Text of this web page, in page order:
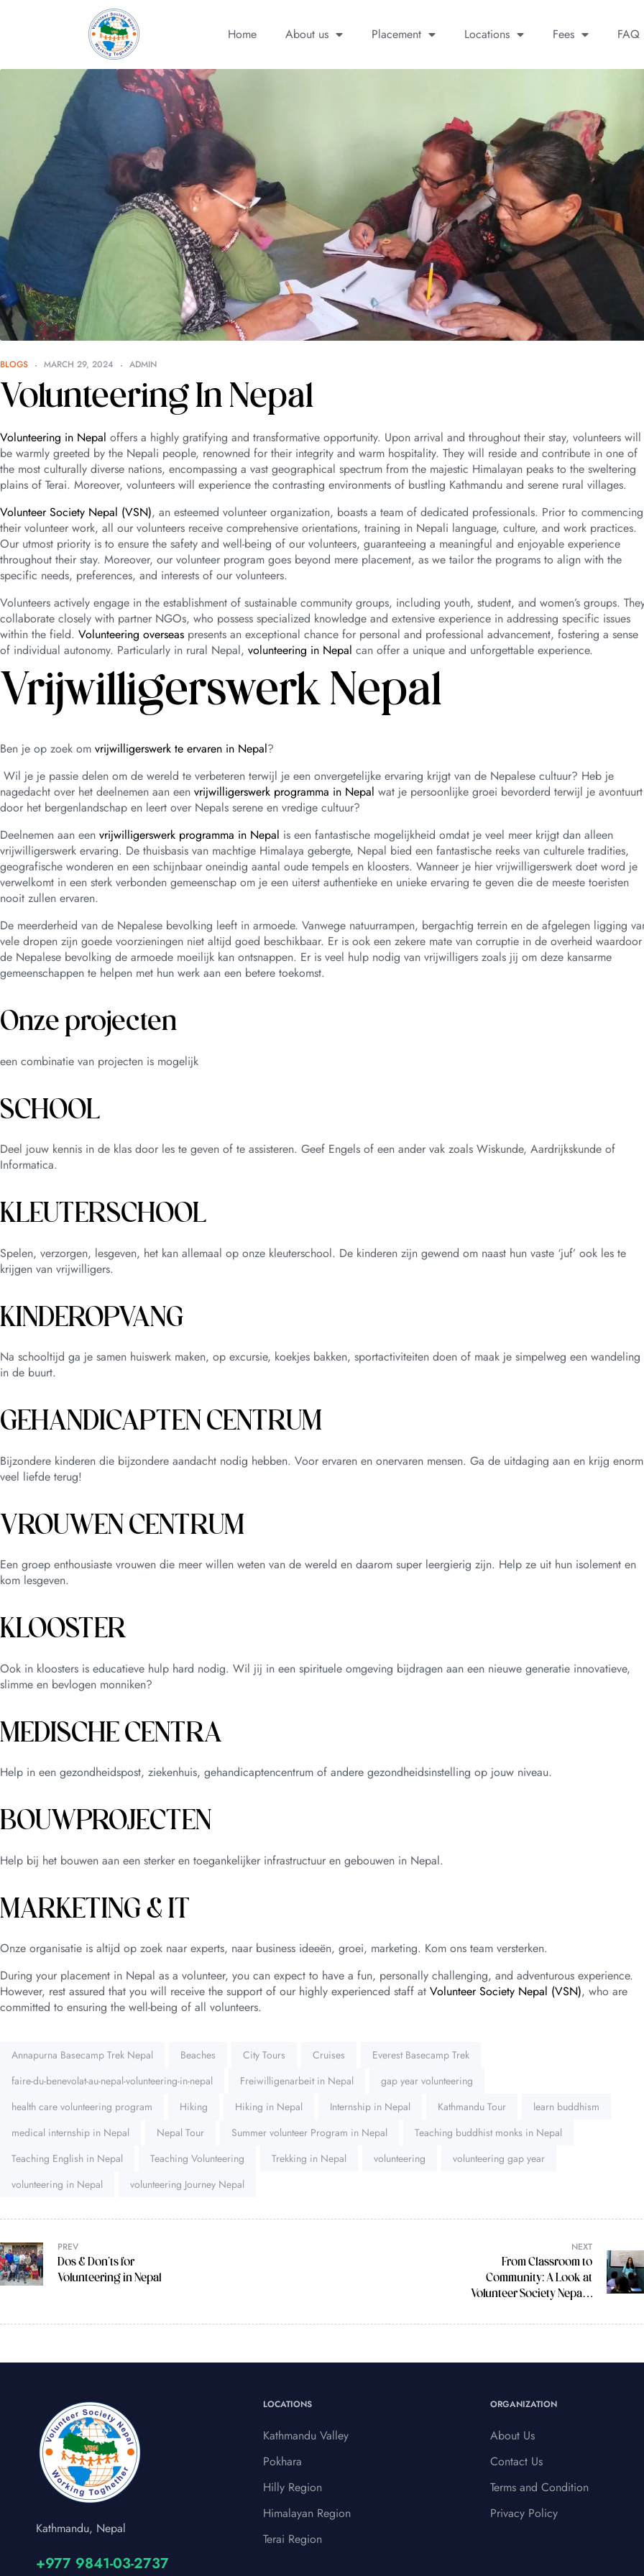
Home About us Placement Locations Fees FAQ
BLOGS MARCH 29, 2024 ADMIN
Volunteering In Nepal
Volunteering in Nepal offers a highly gratifying and transformative opportunity. Upon arrival and throughout their stay, volunteers will
be warmly greeted by the Nepali people, renowned for their integrity and warm hospitality. They will reside and contribute in one of
the most culturally diverse nations, encompassing a vast geographical spectrum from the majestic Himalayan peaks to the sweltering
plains of Terai. Moreover, volunteers will experience the contrasting environments of bustling Kathmandu and serene rural villages.
Volunteer Society Nepal (VSN), an esteemed volunteer organization, boasts a team of dedicated professionals. Prior to commencing
their volunteer work, all our volunteers receive comprehensive orientations, training in Nepali language, culture, and work practices.
Our utmost priority is to ensure the safety and well-being of our volunteers, guaranteeing a meaningful and enjoyable experience
throughout their stay. Moreover, our volunteer program goes beyond mere placement, as we tailor the programs to align with the
specific needs, preferences, and interests of our volunteers.
Volunteers actively engage in the establishment of sustainable community groups, including youth, student, and women’s groups.
collaborate closely with partner NGOs, who possess specialized knowledge and extensive experience in addressing specific issues
within the field. Volunteering overseas presents an exceptional chance for personal and professional advancement, fostering a sense
of individual autonomy. Particularly in rural Nepal, volunteering in Nepal can offer a unique and unforgettable experience.
Vrijwilligerswerk Nepal
Ben je op zoek om vrijwilligerswerk te ervaren in Nepal?
Wil je je passie delen om de wereld te verbeteren terwijl je een onvergetelijke ervaring krijgt van de Nepalese cultuur? Heb je
nagedacht over het deelnemen aan een vrijwilligerswerk programma in Nepal wat je persoonlijke groei bevorderd terwijl je avontuurt
door het bergenlandschap en leert over Nepals serene en vredige cultuur?
Deelnemen aan een vrijwilligerswerk programma in Nepal is een fantastische mogelijkheid omdat je veel meer krijgt dan alleen
vrijwilligerswerk ervaring. De thuisbasis van machtige Himalaya gebergte, Nepal bied een fantastische reeks van culturele tradities,
geografische wonderen en een schijnbaar oneindig aantal oude tempels en kloosters. Wanneer je hier vrijwilligerswerk doet word je
verwelkomt in een sterk verbonden gemeenschap om je een uiterst authentieke en unieke ervaring te geven die de meeste toeristen
nooit zullen ervaren.
De meerderheid van de Nepalese bevolking leeft in armoede. Vanwege natuurrampen, bergachtig terrein en de afgelegen ligging
vele dropen zijn goede voorzieningen niet altijd goed beschikbaar. Er is ook een zekere mate van corruptie in de overheid waardoor
de Nepalese bevolking de armoede moeilijk kan ontsnappen. Er is veel hulp nodig van vrijwilligers zoals jij om deze kansarme
gemeenschappen te helpen met hun werk aan een betere toekomst.
Onze projecten
een combinatie van projecten is mogelijk
SCHOOL
Deel jouw kennis in de klas door les te geven of te assisteren. Geef Engels of een ander vak zoals Wiskunde, Aardrijkskunde of
Informatica.
KLEUTERSCHOOL
Spelen, verzorgen, lesgeven, het kan allemaal op onze kleuterschool. De kinderen zijn gewend om naast hun vaste ‘juf’ ook les te
krijgen van vrijwilligers.
KINDEROPVANG
Na schooltijd ga je samen huiswerk maken, op excursie, koekjes bakken, sportactiviteiten doen of maak je simpelweg een wandeling
in de buurt.
GEHANDICAPTEN CENTRUM
Bijzondere kinderen die bijzondere aandacht nodig hebben. Voor ervaren en onervaren mensen. Ga de uitdaging aan en krijg enorm
veel liefde terug!
VROUWEN CENTRUM
Een groep enthousiaste vrouwen die meer willen weten van de wereld en daarom super leergierig zijn. Help ze uit hun isolement en
kom lesgeven.
KLOOSTER
Ook in kloosters is educatieve hulp hard nodig. Wil jij in een spirituele omgeving bijdragen aan een nieuwe generatie innovatieve,
slimme en bevlogen monniken?
MEDISCHE CENTRA
Help in een gezondheidspost, ziekenhuis, gehandicaptencentrum of andere gezondheidsinstelling op jouw niveau.
BOUWPROJECTEN
Help bij het bouwen aan een sterker en toegankelijker infrastructuur en gebouwen in Nepal.
MARKETING & IT
Onze organisatie is altijd op zoek naar experts, naar business ideeën, groei, marketing. Kom ons team versterken.
During your placement in Nepal as a volunteer, you can expect to have a fun, personally challenging, and adventurous experience.
However, rest assured that you will receive the support of our highly experienced staff at Volunteer Society Nepal (VSN), who are
committed to ensuring the well-being of all volunteers.
Tags:Annapurna Basecamp Trek Nepal Beaches City Tours Cruises
Everest Basecamp Trek
faire-du-benevolat-au-nepal-volunteering-in-nepal
Freiwilligenarbeit in Nepal
gap year volunteering
health care volunteering program
Hiking Hiking in Nepal Internship in Nepal Kathmandu Tour
learn buddhism
medical internship in Nepal
Nepal Tour Summer volunteer Program in Nepal
Teaching buddhist monks in Nepal
Teaching English in Nepal
Teaching Volunteering Trekking in Nepal volunteering
volunteering gap year
volunteering in Nepal
volunteering Journey Nepal
PREV
Dos & Don’ts for
Volunteering in Nepal
NEXT
From Classroom to
Community: A Look at
Volunteer Society Nepal’s
Kathmandu, Nepal
+977 9841-03-2737
LOCATIONS
Kathmandu Valley
Pokhara
Hilly Region
Himalayan Region
Terai Region
ORGANIZATION
About Us
Contact Us
Terms and Condition
Privacy Policy